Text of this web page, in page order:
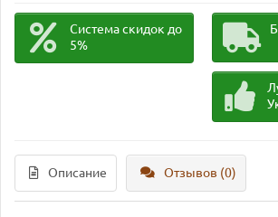
Система скидок до
5%
Описание Отзывов (0)